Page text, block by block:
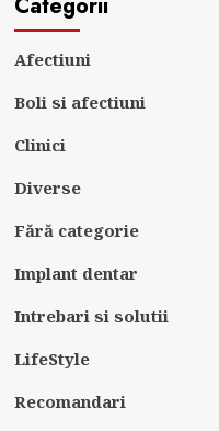
Afectiuni
Boli si afectiuni
Clinici
Diverse
Fără categorie
Implant dentar
Intrebari si solutii
LifeStyle
Recomandari